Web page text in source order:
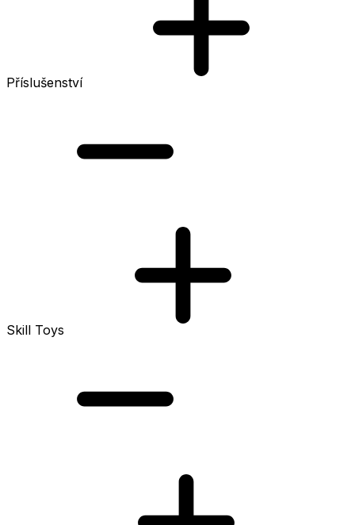
Příslušenství
Skill Toys